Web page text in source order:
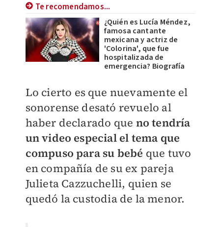
Te recomendamos...
¿Quién es Lucía Méndez,
famosa cantante
mexicana y actriz de
'Colorina', que fue
hospitalizada de
emergencia? Biografía
Lo cierto es que nuevamente el
sonorense desató revuelo al
haber declarado que no tendría
un video especial el tema que
compuso para su bebé que tuvo
en compañía de su ex pareja
Julieta Cazzuchelli, quien se
quedó la custodia de la menor.